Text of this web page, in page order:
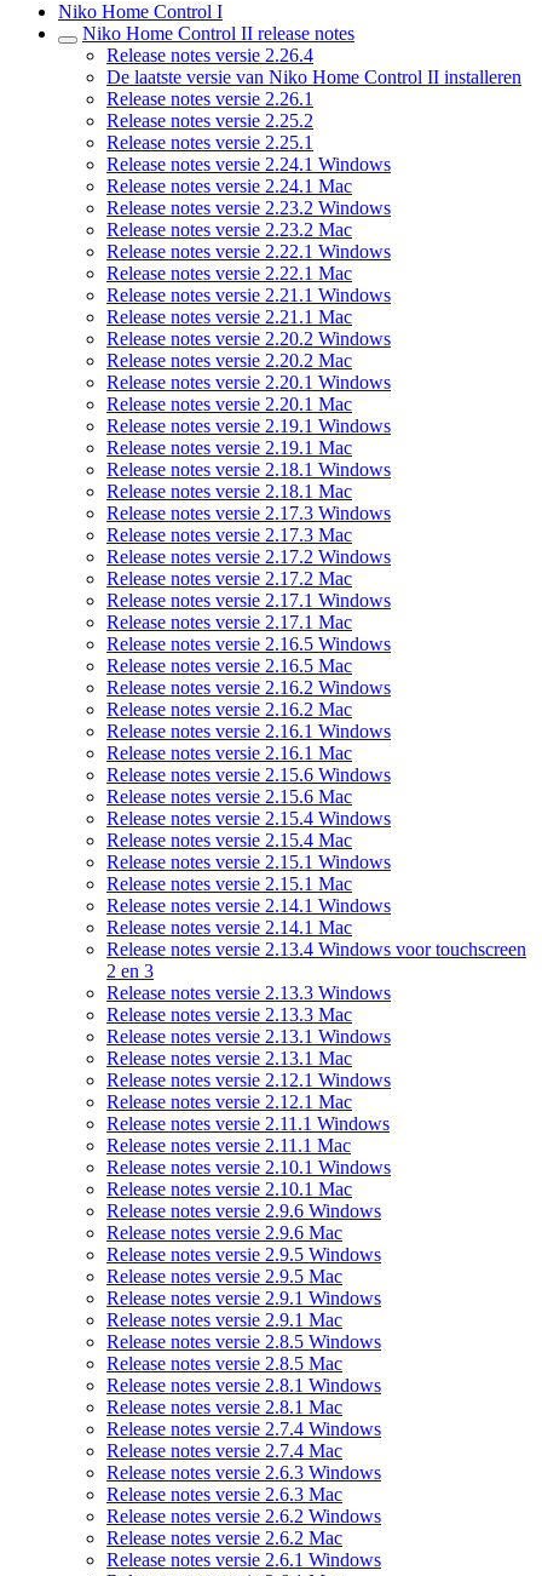
Niko Home Control I
Niko Home Control II release notes
Release notes versie 2.26.4
De laatste versie van Niko Home Control II installeren
Release notes versie 2.26.1
Release notes versie 2.25.2
Release notes versie 2.25.1
Release notes versie 2.24.1 Windows
Release notes versie 2.24.1 Mac
Release notes versie 2.23.2 Windows
Release notes versie 2.23.2 Mac
Release notes versie 2.22.1 Windows
Release notes versie 2.22.1 Mac
Release notes versie 2.21.1 Windows
Release notes versie 2.21.1 Mac
Release notes versie 2.20.2 Windows
Release notes versie 2.20.2 Mac
Release notes versie 2.20.1 Windows
Release notes versie 2.20.1 Mac
Release notes versie 2.19.1 Windows
Release notes versie 2.19.1 Mac
Release notes versie 2.18.1 Windows
Release notes versie 2.18.1 Mac
Release notes versie 2.17.3 Windows
Release notes versie 2.17.3 Mac
Release notes versie 2.17.2 Windows
Release notes versie 2.17.2 Mac
Release notes versie 2.17.1 Windows
Release notes versie 2.17.1 Mac
Release notes versie 2.16.5 Windows
Release notes versie 2.16.5 Mac
Release notes versie 2.16.2 Windows
Release notes versie 2.16.2 Mac
Release notes versie 2.16.1 Windows
Release notes versie 2.16.1 Mac
Release notes versie 2.15.6 Windows
Release notes versie 2.15.6 Mac
Release notes versie 2.15.4 Windows
Release notes versie 2.15.4 Mac
Release notes versie 2.15.1 Windows
Release notes versie 2.15.1 Mac
Release notes versie 2.14.1 Windows
Release notes versie 2.14.1 Mac
Release notes versie 2.13.4 Windows voor touchscreen
2 en 3
Release notes versie 2.13.3 Windows
Release notes versie 2.13.3 Mac
Release notes versie 2.13.1 Windows
Release notes versie 2.13.1 Mac
Release notes versie 2.12.1 Windows
Release notes versie 2.12.1 Mac
Release notes versie 2.11.1 Windows
Release notes versie 2.11.1 Mac
Release notes versie 2.10.1 Windows
Release notes versie 2.10.1 Mac
Release notes versie 2.9.6 Windows
Release notes versie 2.9.6 Mac
Release notes versie 2.9.5 Windows
Release notes versie 2.9.5 Mac
Release notes versie 2.9.1 Windows
Release notes versie 2.9.1 Mac
Release notes versie 2.8.5 Windows
Release notes versie 2.8.5 Mac
Release notes versie 2.8.1 Windows
Release notes versie 2.8.1 Mac
Release notes versie 2.7.4 Windows
Release notes versie 2.7.4 Mac
Release notes versie 2.6.3 Windows
Release notes versie 2.6.3 Mac
Release notes versie 2.6.2 Windows
Release notes versie 2.6.2 Mac
Release notes versie 2.6.1 Windows